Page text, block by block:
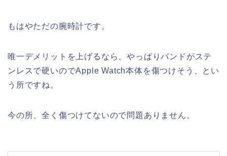
もはやただの腕時計です。
唯一デメリットを上げるなら、やっぱりバンドがステ
ンレスで硬いのでApple Watch本体を傷つけそう、とい
う所ですね。
今の所、全く傷つけてないので問題ありません。